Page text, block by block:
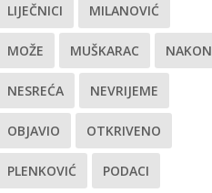
LIJEČNICI MILANOVIĆ
MOŽE MUŠKARAC NAKON
NESREĆA NEVRIJEME
OBJAVIO OTKRIVENO
PLENKOVIĆ PODACI